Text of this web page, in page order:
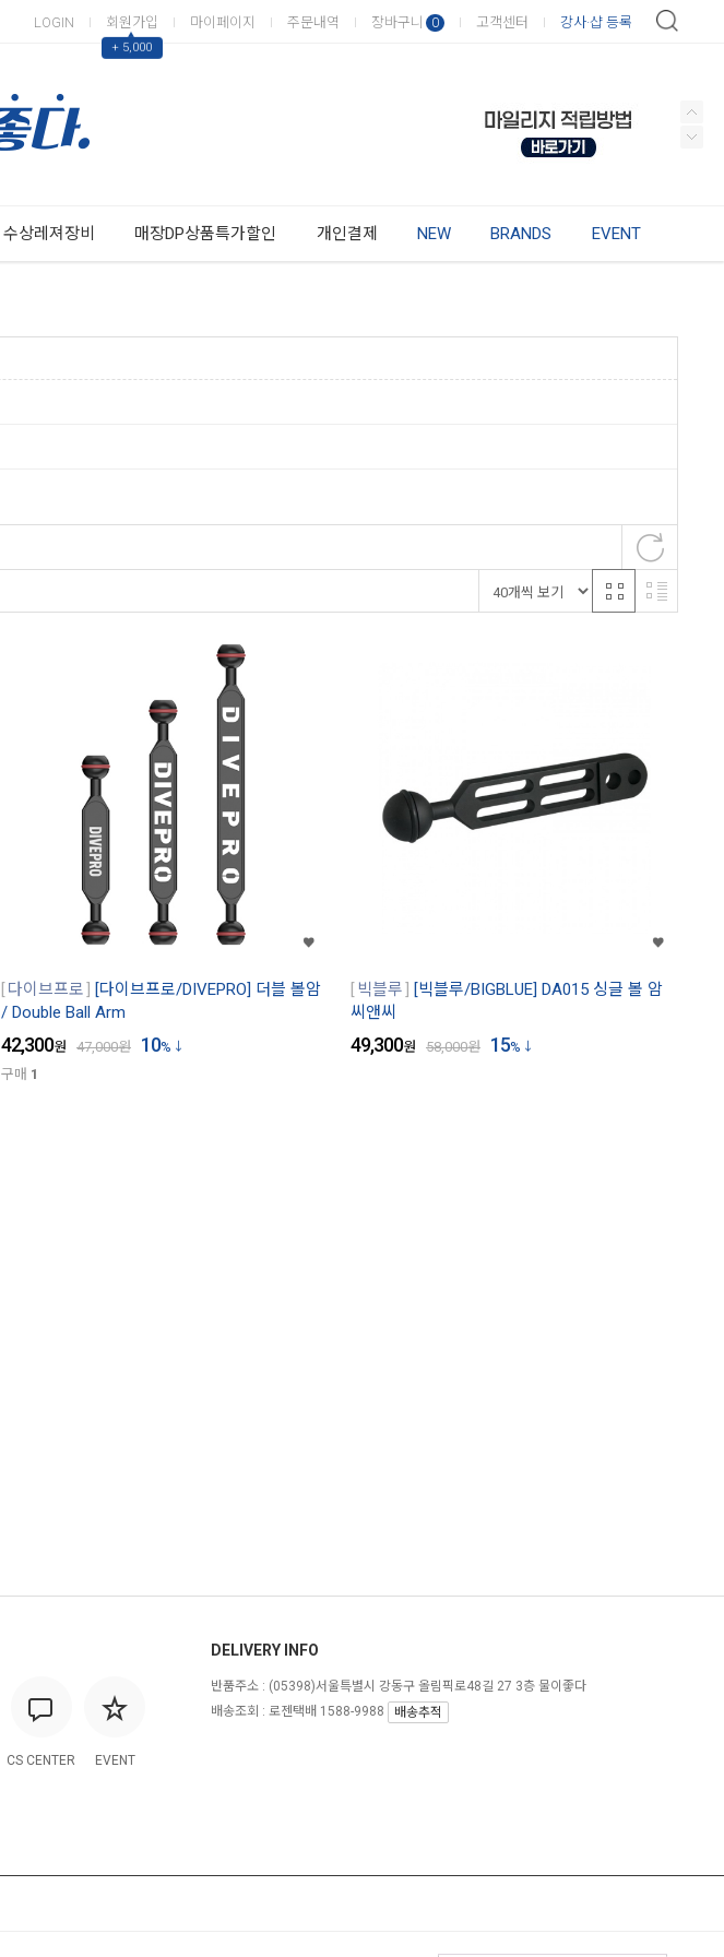
LOGIN 회원가입
▲
+ 5,000
마이페이지 주문내역 장바구니 0 고객센터 강사·샵 등록
수상레져장비 매장DP상품특가할인 개인결제 NEW BRANDS EVENT
다이브프로
[다이브프로/DIVEPRO] 더블 볼암
/ Double Ball Arm
42,300원 47,000원 10%
구매 1
빅블루
[빅블루/BIGBLUE] DA015 싱글 볼 암
씨앤씨
49,300원 58,000원 15%
CS CENTER EVENT
DELIVERY INFO
반품주소 : (05398)서울특별시 강동구 올림픽로48길 27 3층 물이좋다
배송조회 : 로젠택배 1588-9988
배송추적